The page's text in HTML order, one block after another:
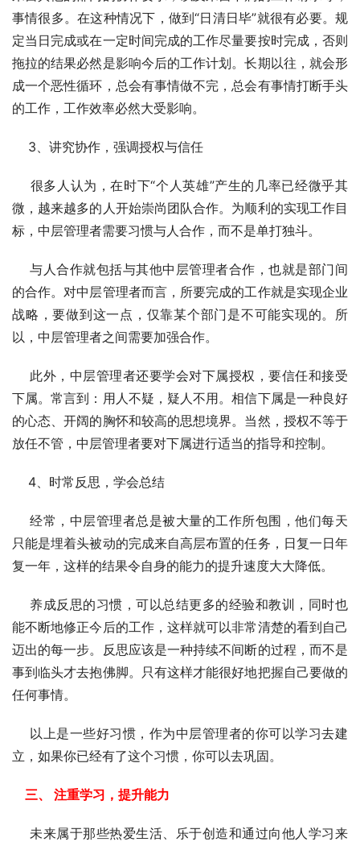
事情很多。在这种情况下，做到“日清日毕”就很有必要。规
定当日完成或在一定时间完成的工作尽量要按时完成，否则
拖拉的结果必然是影响今后的工作计划。长期以往，就会形
成一个恶性循环，总会有事情做不完，总会有事情打断手头
的工作，工作效率必然大受影响。
3、讲究协作，强调授权与信任
很多人认为，在时下“个人英雄”产生的几率已经微乎其
微，越来越多的人开始崇尚团队合作。为顺利的实现工作目
标，中层管理者需要习惯与人合作，而不是单打独斗。
与人合作就包括与其他中层管理者合作，也就是部门间
的合作。对中层管理者而言，所要完成的工作就是实现企业
战略，要做到这一点，仅靠某个部门是不可能实现的。所
以，中层管理者之间需要加强合作。
此外，中层管理者还要学会对下属授权，要信任和接受
下属。常言到：用人不疑，疑人不用。相信下属是一种良好
的心态、开阔的胸怀和较高的思想境界。当然，授权不等于
放任不管，中层管理者要对下属进行适当的指导和控制。
4、时常反思，学会总结
经常，中层管理者总是被大量的工作所包围，他们每天
只能是埋着头被动的完成来自高层布置的任务，日复一日年
复一年，这样的结果令自身的能力的提升速度大大降低。
养成反思的习惯，可以总结更多的经验和教训，同时也
能不断地修正今后的工作，这样就可以非常清楚的看到自己
迈出的每一步。反思应该是一种持续不间断的过程，而不是
事到临头才去抱佛脚。只有这样才能很好地把握自己要做的
任何事情。
以上是一些好习惯，作为中层管理者的你可以学习去建
立，如果你已经有了这个习惯，你可以去巩固。
三、 注重学习，提升能力
未来属于那些热爱生活、乐于创造和通过向他人学习来